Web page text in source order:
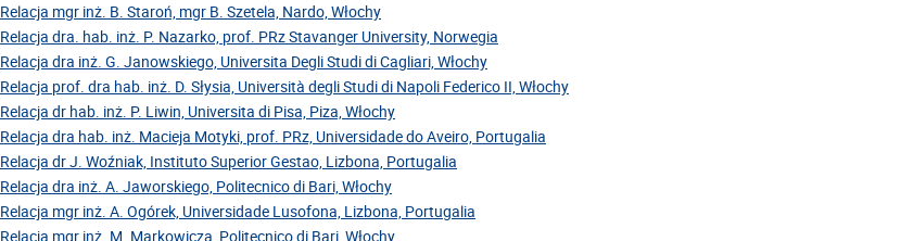
Relacja mgr inż. B. Staroń, mgr B. Szetela, Nardo, Włochy
Relacja dra. hab. inż. P. Nazarko, prof. PRz Stavanger University, Norwegia
Relacja dra inż. G. Janowskiego, Universita Degli Studi di Cagliari, Włochy
Relacja prof. dra hab. inż. D. Słysia, Università degli Studi di Napoli Federico II, Włochy
Relacja dr hab. inż. P. Liwin, Universita di Pisa, Piza, Włochy
Relacja dra hab. inż. Macieja Motyki, prof. PRz, Universidade do Aveiro, Portugalia
Relacja dr J. Woźniak, Instituto Superior Gestao, Lizbona, Portugalia
Relacja dra inż. A. Jaworskiego, Politecnico di Bari, Włochy
Relacja mgr inż. A. Ogórek, Universidade Lusofona, Lizbona, Portugalia
Relacja mgr inż. M. Markowicza, Politecnico di Bari, Włochy